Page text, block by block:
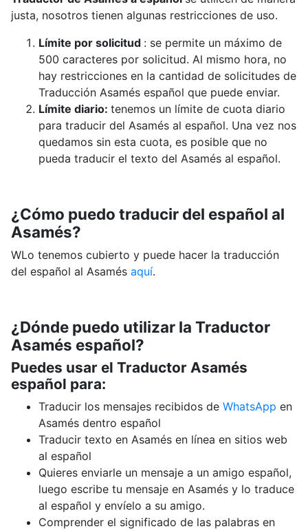
justa, nosotros tienen algunas restricciones de uso.
Límite por solicitud : se permite un máximo de
500 caracteres por solicitud. Al mismo hora, no
hay restricciones en la cantidad de solicitudes de
Traducción Asamés español que puede enviar.
Límite diario: tenemos un límite de cuota diario
para traducir del Asamés al español. Una vez nos
quedamos sin esta cuota, es posible que no
pueda traducir el texto del Asamés al español.
¿Cómo puedo traducir del español al
Asamés?
WLo tenemos cubierto y puede hacer la traducción
del español al Asamés aquí.
¿Dónde puedo utilizar la Traductor
Asamés español?
Puedes usar el Traductor Asamés
español para:
Traducir los mensajes recibidos de WhatsApp en
Asamés dentro español
Traducir texto en Asamés en línea en sitios web
al español
Quieres enviarle un mensaje a un amigo español,
luego escribe tu mensaje en Asamés y lo traduce
al español y envíelo a su amigo.
Comprender el significado de las palabras en